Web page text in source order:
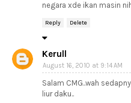
negara xde ikan masin
Reply Delete
Kerull
August 16, 2010 at 9:14 AM
Salam CMG..wah
liur daku..